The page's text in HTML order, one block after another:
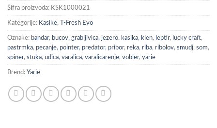
Šifra proizvoda: KSK1000021
Kategorije: Kasike, T-Fresh Evo
Oznake: bandar, bucov, grabljivica, jezero, kasika, klen, leptir, lucky craft,
pastrmka, pecanje, pointer, predator, pribor, reka, riba, ribolov, smudj, som,
spiner, stuka, udica, varalica, varalicarenje, vobler, yarie
Brend: Yarie